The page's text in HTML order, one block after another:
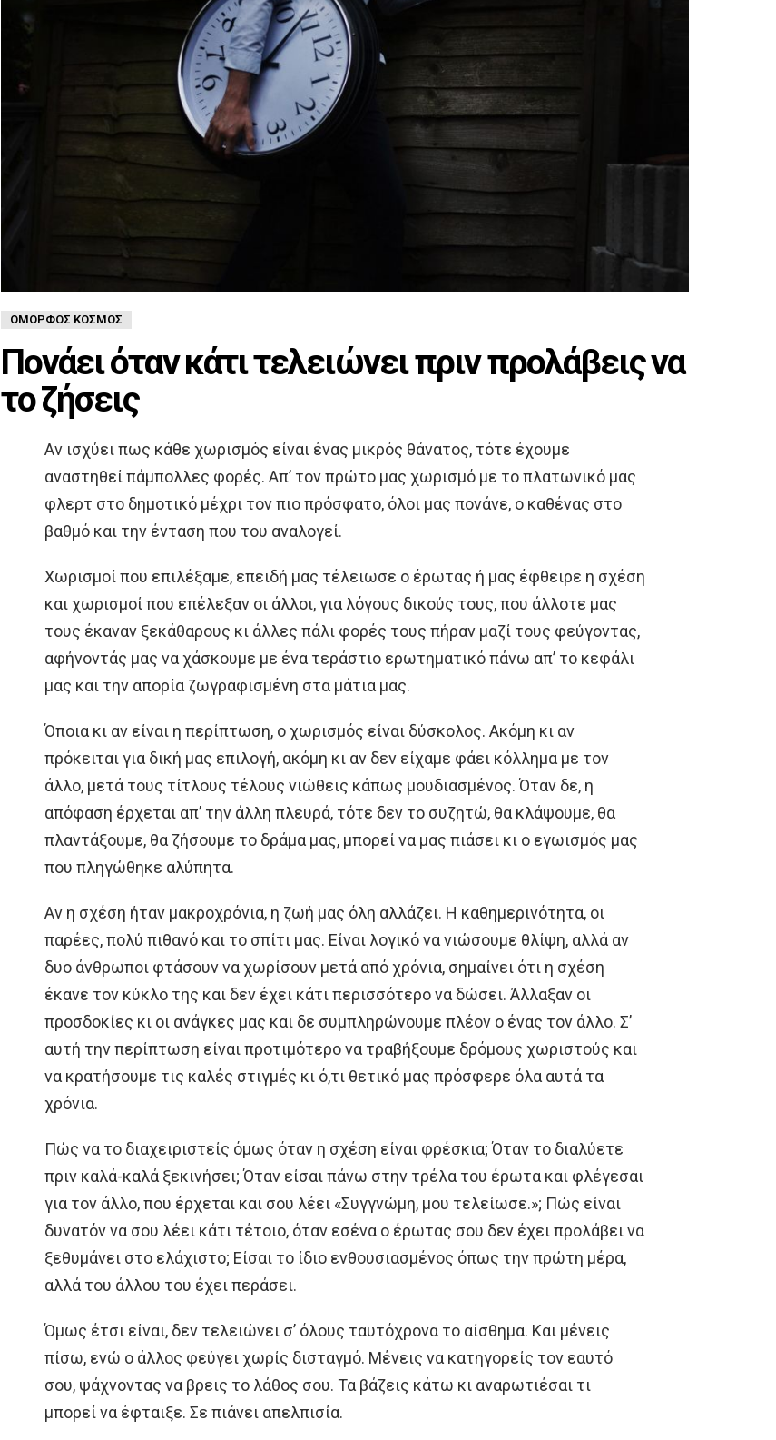
ΌΜΟΡΦΟΣ ΚΌΣΜΟΣ
Πονάει όταν κάτι τελειώνει πριν προλάβεις να
το ζήσεις
Αν ισχύει πως κάθε χωρισμός είναι ένας μικρός θάνατος, τότε έχουμε
αναστηθεί πάμπολλες φορές. Απ’ τον πρώτο μας χωρισμό με το πλατωνικό μας
φλερτ στο δημοτικό μέχρι τον πιο πρόσφατο, όλοι μας πονάνε, ο καθένας στο
βαθμό και την ένταση που του αναλογεί.
Χωρισμοί που επιλέξαμε, επειδή μας τέλειωσε ο έρωτας ή μας έφθειρε η σχέση
και χωρισμοί που επέλεξαν οι άλλοι, για λόγους δικούς τους, που άλλοτε μας
τους έκαναν ξεκάθαρους κι άλλες πάλι φορές τους πήραν μαζί τους φεύγοντας,
αφήνοντάς μας να χάσκουμε με ένα τεράστιο ερωτηματικό πάνω απ’ το κεφάλι
μας και την απορία ζωγραφισμένη στα μάτια μας.
Όποια κι αν είναι η περίπτωση, ο χωρισμός είναι δύσκολος. Ακόμη κι αν
πρόκειται για δική μας επιλογή, ακόμη κι αν δεν είχαμε φάει κόλλημα με τον
άλλο, μετά τους τίτλους τέλους νιώθεις κάπως μουδιασμένος. Όταν δε, η
απόφαση έρχεται απ’ την άλλη πλευρά, τότε δεν το συζητώ, θα κλάψουμε, θα
πλαντάξουμε, θα ζήσουμε το δράμα μας, μπορεί να μας πιάσει κι ο εγωισμός μας
που πληγώθηκε αλύπητα.
Αν η σχέση ήταν μακροχρόνια, η ζωή μας όλη αλλάζει. Η καθημερινότητα, οι
παρέες, πολύ πιθανό και το σπίτι μας. Είναι λογικό να νιώσουμε θλίψη, αλλά αν
δυο άνθρωποι φτάσουν να χωρίσουν μετά από χρόνια, σημαίνει ότι η σχέση
έκανε τον κύκλο της και δεν έχει κάτι περισσότερο να δώσει. Άλλαξαν οι
προσδοκίες κι οι ανάγκες μας και δε συμπληρώνουμε πλέον ο ένας τον άλλο. Σ’
αυτή την περίπτωση είναι προτιμότερο να τραβήξουμε δρόμους χωριστούς και
να κρατήσουμε τις καλές στιγμές κι ό,τι θετικό μας πρόσφερε όλα αυτά τα
χρόνια.
Πώς να το διαχειριστείς όμως όταν η σχέση είναι φρέσκια; Όταν το διαλύετε
πριν καλά-καλά ξεκινήσει; Όταν είσαι πάνω στην τρέλα του έρωτα και φλέγεσαι
για τον άλλο, που έρχεται και σου λέει «Συγγνώμη, μου τελείωσε.»; Πώς είναι
δυνατόν να σου λέει κάτι τέτοιο, όταν εσένα ο έρωτας σου δεν έχει προλάβει να
ξεθυμάνει στο ελάχιστο; Είσαι το ίδιο ενθουσιασμένος όπως την πρώτη μέρα,
αλλά του άλλου του έχει περάσει.
Όμως έτσι είναι, δεν τελειώνει σ’ όλους ταυτόχρονα το αίσθημα. Και μένεις
πίσω, ενώ ο άλλος φεύγει χωρίς δισταγμό. Μένεις να κατηγορείς τον εαυτό
σου, ψάχνοντας να βρεις το λάθος σου. Τα βάζεις κάτω κι αναρωτιέσαι τι
μπορεί να έφταιξε. Σε πιάνει απελπισία.